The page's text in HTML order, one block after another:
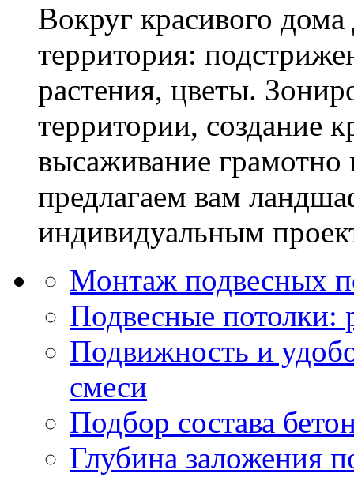
Вокруг красивого
территория:
растения, цветы.
территории, создание
высаживание
предлагаем вам
индивидуальным
Монтаж подвесных
Подвесные потолки:
Подвижность и
смеси
Подбор состава
Глубина заложения